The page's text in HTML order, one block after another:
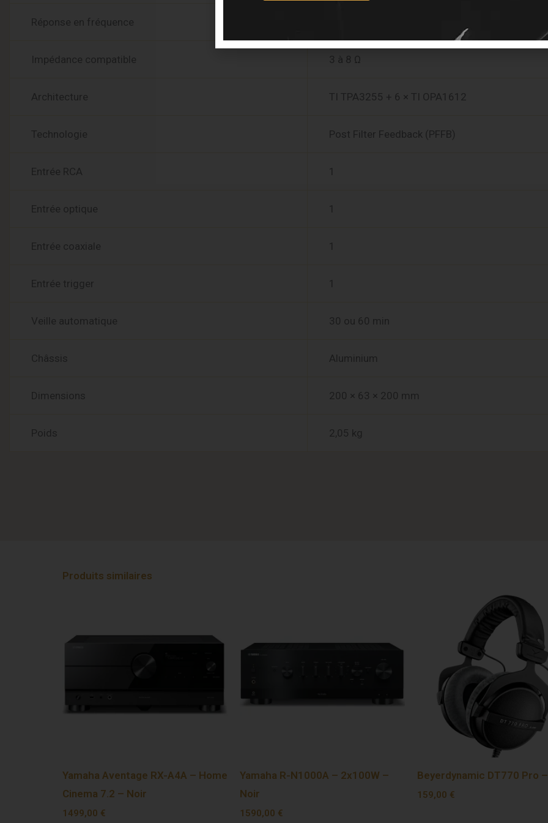
Réponse en fréquence
Impédance compatible 3 à 8 Ω
Architecture TI TPA3255 + 6 × TI OPA1612
Technologie Post Filter Feedback (PFFB)
Entrée RCA 1
Entrée optique 1
Entrée coaxiale 1
Entrée trigger 1
Veille automatique 30 ou 60 min
Châssis Aluminium
Dimensions 200 × 63 × 200 mm
Poids 2,05 kg
Produits similaires
Yamaha Aventage RX-A4A – Home
Cinema 7.2 – Noir
1499,00 €
Yamaha R-N1000A – 2x100W –
Noir
1590,00 €
Beyerdynamic DT770 Pro
159,00 €